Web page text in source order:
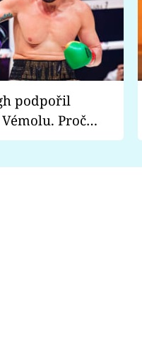
Proč
s ním než